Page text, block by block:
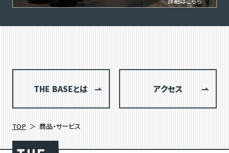
THE BASEとは アクセス
TOP 商品・サービス